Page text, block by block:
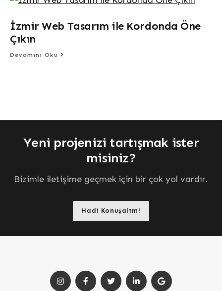
İzmir Web Tasarım ile Kordonda Öne
Çıkın
Devamını Oku
Yeni projenizi tartışmak ister
misiniz?
Bizimle iletişime geçmek için bir çok yol vardır.
Hadi Konuşalım!